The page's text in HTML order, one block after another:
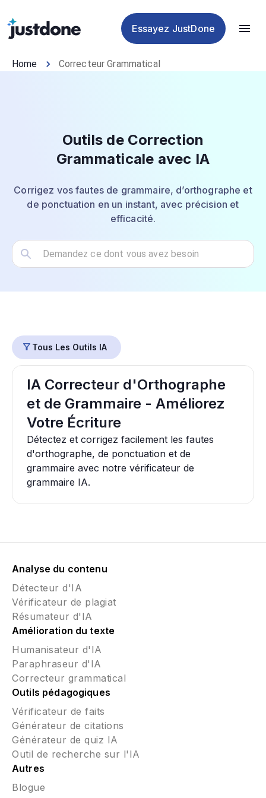
Essayez JustDone
Home Correcteur Grammatical
Outils de Correction
Grammaticale avec IA
Corrigez vos fautes de grammaire, d’orthographe et
de ponctuation en un instant, avec précision et
efficacité.
Tous Les Outils IA
IA Correcteur d'Orthographe
et de Grammaire - Améliorez
Votre Écriture
Détectez et corrigez facilement les fautes
d'orthographe, de ponctuation et de
grammaire avec notre vérificateur de
grammaire IA.
Analyse du contenu
Détecteur d'IA
Vérificateur de plagiat
Résumateur d'IA
Amélioration du texte
Humanisateur d'IA
Paraphraseur d'IA
Correcteur grammatical
Outils pédagogiques
Vérificateur de faits
Générateur de citations
Générateur de quiz IA
Outil de recherche sur l'IA
Autres
Blogue